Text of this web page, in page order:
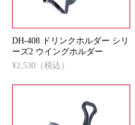
DH-408 ドリンクホルダー シリ
ーズ2 ウイングホルダー
¥2,530（税込）